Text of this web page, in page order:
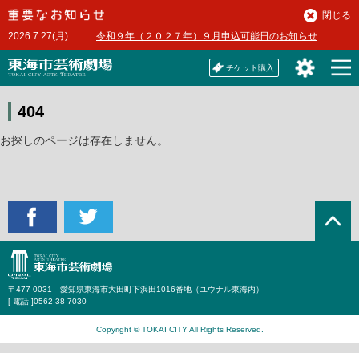
本
文
へ2026.7.27(月) 令和９年（２０２７年）９月申込可能日のお知らせ
閉じる
チケット購入
404
お探しのページは存在しません。
〒477-0031 愛知県東海市大田町下浜田1016番地（ユウナル東海内）
[ 電話 ]0562-38-7030
Copyright © TOKAI CITY All Rights Reserved.